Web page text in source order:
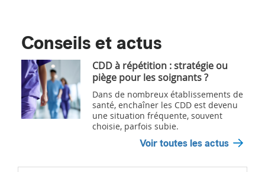
Conseils et actus
CDD à répétition : stratégie ou
piège pour les soignants ?
Dans de nombreux établissements de
santé, enchaîner les CDD est devenu
une situation fréquente, souvent
choisie, parfois subie.
Voir toutes les actus